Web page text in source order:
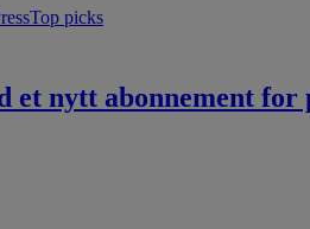
Top picks
et nytt abonnement